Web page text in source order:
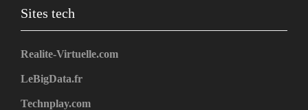
Sites tech
Realite-Virtuelle.com
LeBigData.fr
Technplay.com